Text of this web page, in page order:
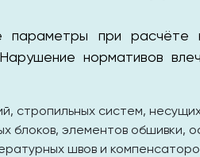
параметры при расчёте
нормативов
стропильных систем,
блоков, элементов обшивки,
швов и